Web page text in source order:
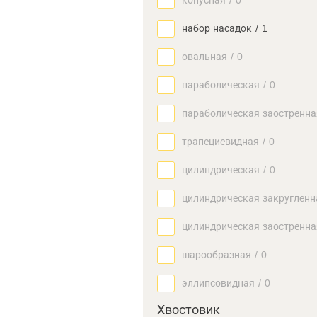
набор насадок / 1
овальная / 0
параболическая / 0
параболическая
трапециевидная / 0
цилиндрическая / 0
цилиндрическая
цилиндрическая
шарообразная / 0
эллипсовидная / 0
Хвостовик